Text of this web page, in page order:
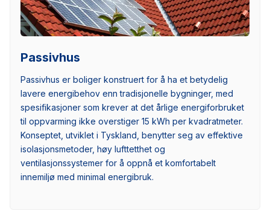
Passivhus
Passivhus er boliger konstruert for å ha et betydelig
lavere energibehov enn tradisjonelle bygninger, med
spesifikasjoner som krever at det årlige energiforbruket
til oppvarming ikke overstiger 15 kWh per kvadratmeter.
Konseptet, utviklet i Tyskland, benytter seg av effektive
isolasjonsmetoder, høy lufttetthet og
ventilasjonssystemer for å oppnå et komfortabelt
innemiljø med minimal energibruk.